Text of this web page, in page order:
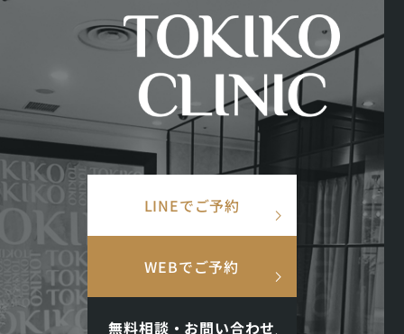
美容皮膚科×美容
LINEでご予約
WEBでご予約
無料相談・お問い合わせ
検索ワード
検
人気ワード
#美肌 #インナーケア#アンチエイジング#点滴 #ホルモン
ドクター・スタッフ紹介 北澤 美保
北澤 美保Miho Kitazawa
人生が、より豊かになるお手